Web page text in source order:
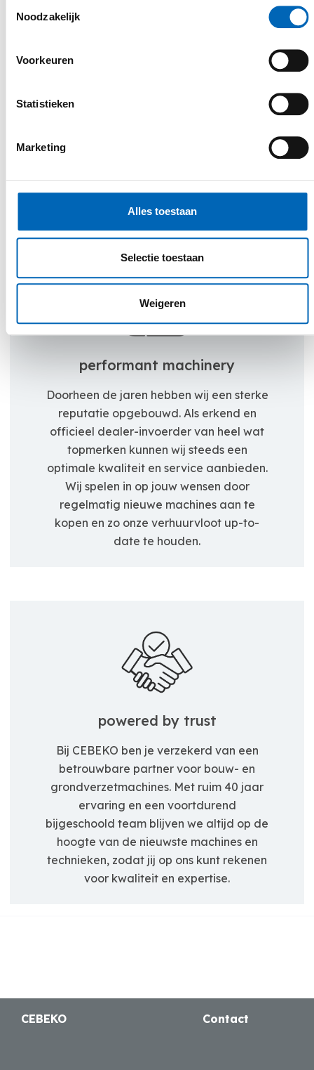
Noodzakelijk
Voorkeuren
Statistieken
Marketing
Alles toestaan
Selectie toestaan
Weigeren
Een belangrijk uitgangspunt in de
communicatie, deskundig advies en een
superieure klantenbeleving bieden. Wij
oplossing voor elk project.
performant machinery
Doorheen de jaren hebben wij een sterke
reputatie opgebouwd. Als erkend en
officieel dealer-invoerder van heel wat
topmerken kunnen wij steeds een
optimale kwaliteit en service aanbieden.
Wij spelen in op jouw wensen door
regelmatig nieuwe machines aan te
kopen en zo onze verhuurvloot up-to-
date te houden.
powered by trust
Bij CEBEKO ben je verzekerd van een
betrouwbare partner voor bouw- en
grondverzetmachines. Met ruim 40 jaar
ervaring en een voortdurend
bijgeschoold team blijven we altijd op de
hoogte van de nieuwste machines en
technieken, zodat jij op ons kunt rekenen
voor kwaliteit en expertise.
CEBEKO Contact